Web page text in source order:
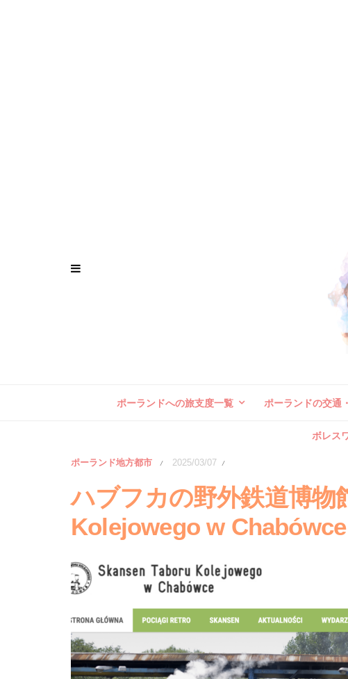
ポーランドへの旅支度一覧 ポーランドの交通
ボレス
ポーランド地方都市 / 2025/03/07 /
ハブフカの野外鉄道博
Kolejowego w Chabówce